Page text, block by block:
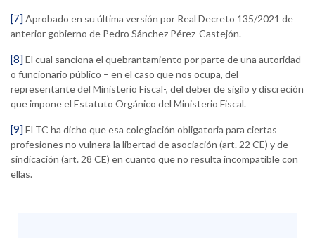
[7] Aprobado en su última versión por Real Decreto 135/2021 de
anterior gobierno de Pedro Sánchez Pérez-Castejón.
[8] El cual sanciona el quebrantamiento por parte de una autoridad
o funcionario público – en el caso que nos ocupa, del
representante del Ministerio Fiscal-, del deber de sigilo y discreción
que impone el Estatuto Orgánico del Ministerio Fiscal.
[9] El TC ha dicho que esa colegiación obligatoria para ciertas
profesiones no vulnera la libertad de asociación (art. 22 CE) y de
sindicación (art. 28 CE) en cuanto que no resulta incompatible con
ellas.